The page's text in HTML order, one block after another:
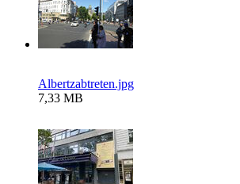
Albertzabtreten.jpg
7,33 MB